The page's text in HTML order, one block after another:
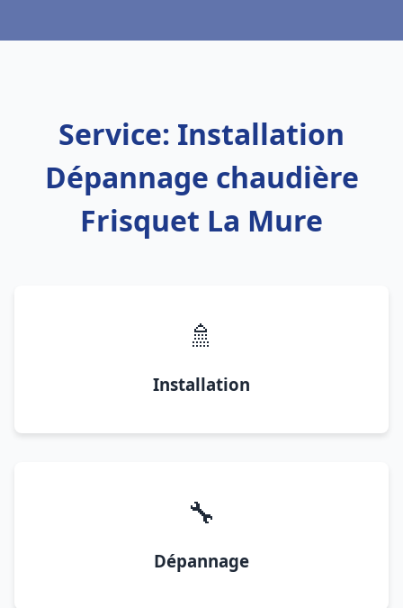
Service: Installation
Dépannage chaudière
Frisquet La Mure
🚿
Installation
🔧
Dépannage